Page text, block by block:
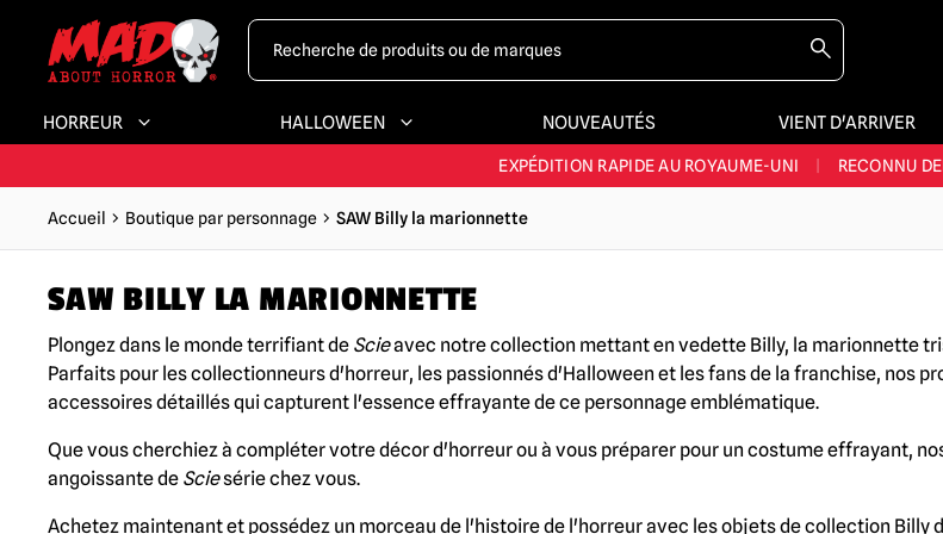
HORREUR HALLOWEEN NOUVEAUTÉS VIENT D'ARRIVER
LA PLUS GRANDE ET LA MEILLEURE GAMME DU ROYAUME-UNI |
EXPÉDITION RAPIDE AU ROYAUME-UNI RECONNU
PLUS GRANDE GAMME D'HALLOWEEN AU ROYAUME-UNI |
LA PLUS GRANDE ET LA MEILLEURE GAMME DU ROYAUME-UNI
Accueil Boutique par personnage SAW Billy la marionnette
SAW BILLY LA MARIONNETTE
Plongez dans le monde terrifiant de Scieavec notre collection mettant en vedette Billy, la marionnette
Parfaits pour les collectionneurs d'horreur, les passionnés d'Halloween et les fans de la franchise, nos
accessoires détaillés qui capturent l'essence effrayante de ce personnage emblématique.
Que vous cherchiez à compléter votre décor d'horreur ou à vous préparer pour un costume effrayant,
angoissante de Sciesérie chez vous.
Achetez maintenant et possédez un morceau de l'histoire de l'horreur avec les objets de collection Billy